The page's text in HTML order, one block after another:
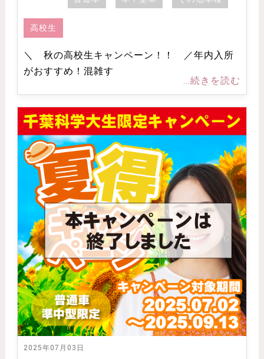
高校生
＼ 秋の高校生キャンペーン！！ ／年内入所
がおすすめ！混雑す
...続きを読む
2025年07月03日